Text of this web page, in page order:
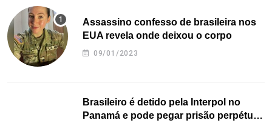
Assassino confesso de brasileira nos
EUA revela onde deixou o corpo
09/01/2023
Brasileiro é detido pela Interpol no
Panamá e pode pegar prisão perpétua